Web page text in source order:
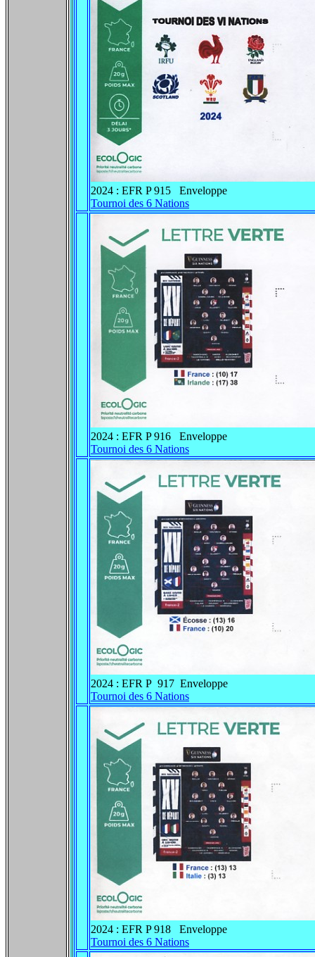
2024 : EFR P 915 Enveloppe
Tournoi des 6 Nations
2024 : EFR P 916 Enveloppe
Tournoi des 6 Nations
2024 : EFR P 917 Enveloppe
Tournoi des 6 Nations
2024 : EFR P 918 Enveloppe
Tournoi des 6 Nations